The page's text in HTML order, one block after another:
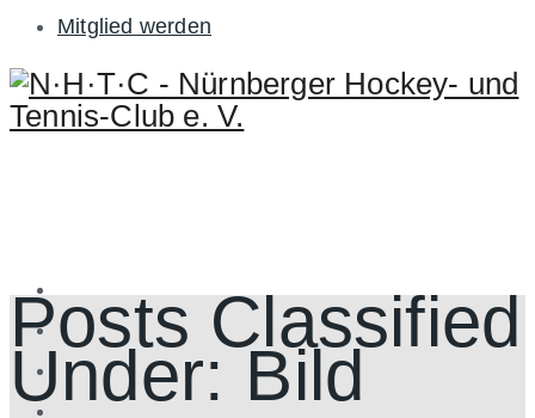
Mitglied werden
Posts Classified
Under: Bild